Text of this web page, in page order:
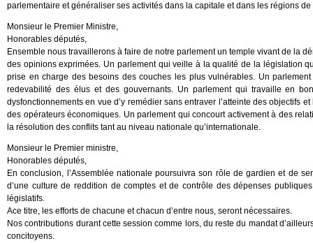
parlementaire et généraliser ses activités dans la capitale et dans les régions de
Monsieur le Premier Ministre,
Honorables députés,
Ensemble nous travaillerons à faire de notre parlement un temple vivant de la
des opinions exprimées. Un parlement qui veille à la qualité de la législation
prise en charge des besoins des couches les plus vulnérables. Un
redevabilité des élus et des gouvernants. Un parlement qui travaille en
dysfonctionnements en vue d’y remédier sans entraver l’atteinte des objectifs
des opérateurs économiques. Un parlement qui concourt activement à des
la résolution des conflits tant au niveau nationale qu’internationale.
Monsieur le Premier ministre,
Honorables députés,
En conclusion, l’Assemblée nationale poursuivra son rôle de gardien et de
d’une culture de reddition de comptes et de contrôle des dépenses
législatifs.
Ace titre, les efforts de chacune et chacun d’entre nous, seront nécessaires.
Nos contributions durant cette session comme lors, du reste du mandat
concitoyens.